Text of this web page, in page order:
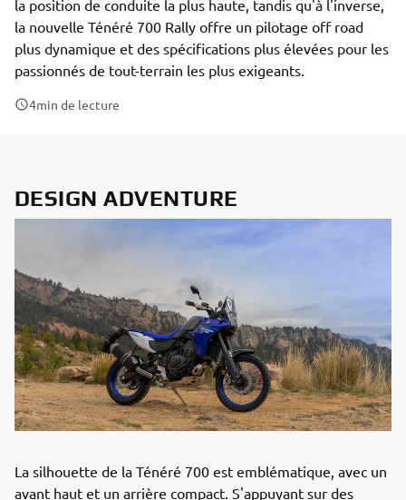
la position de conduite la plus haute, tandis qu'à l'inverse,
la nouvelle Ténéré 700 Rally offre un pilotage off road
plus dynamique et des spécifications plus élevées pour les
passionnés de tout-terrain les plus exigeants.
4min de lecture
DESIGN ADVENTURE
La silhouette de la Ténéré 700 est emblématique, avec un
avant haut et un arrière compact. S'appuyant sur des